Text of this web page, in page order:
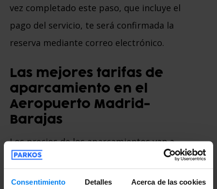
Consentimiento Detalles Acerca de las cookies
vez completado este paso, que incluye el
pago del servicio, te será confirmada la
reserva mediante correo electrónico.
Las mejores tarifas de
aparcamiento en el
Aeropuerto Madrid-
Barajas
Los precios de los aparcamientos van a
depender de los servicios que contrates y
del tiempo que dure tu viaje. Aquí te